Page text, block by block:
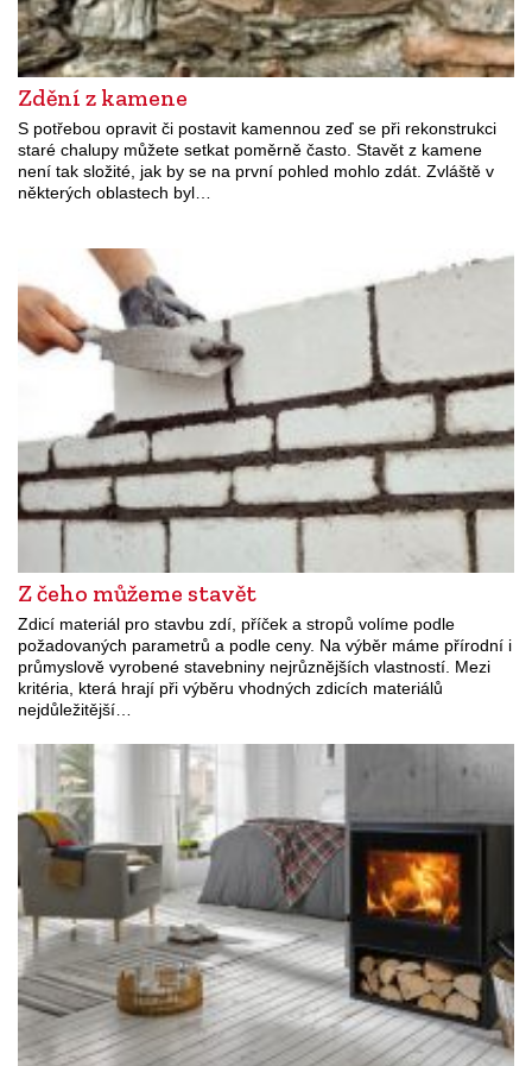
Zdění z kamene
S potřebou opravit či postavit kamennou zeď se při rekonstrukci
staré chalupy můžete setkat poměrně často. Stavět z kamene
není tak složité, jak by se na první pohled mohlo zdát. Zvláště v
některých oblastech byl…
Z čeho můžeme stavět
Zdicí materiál pro stavbu zdí, příček a stropů volíme podle
požadovaných parametrů a podle ceny. Na výběr máme přírodní i
průmyslově vyrobené stavebniny nejrůznějších vlastností. Mezi
kritéria, která hrají při výběru vhodných zdicích materiálů
nejdůležitější…